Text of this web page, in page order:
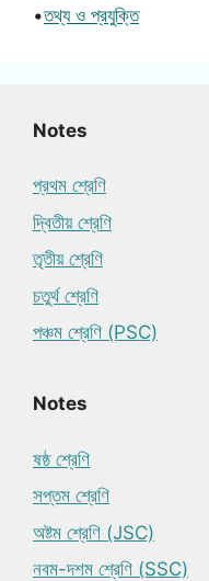
•তথ্য ও প্রযুক্তি
Notes
প্রথম শ্রেণি
দ্বিতীয় শ্রেণি
তৃতীয় শ্রেণি
চতুর্থ শ্রেণি
পঞ্চম শ্রেণি (PSC)
Notes
ষষ্ঠ শ্রেণি
সপ্তম শ্রেণি
অষ্টম শ্রেণি (JSC)
নবম-দশম শ্রেণি (SSC)